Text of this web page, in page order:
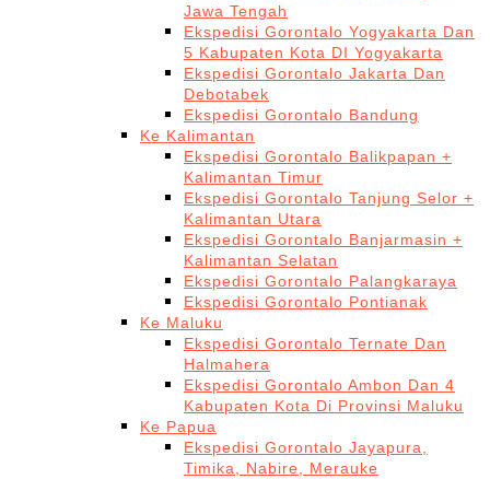
Jawa Tengah
Ekspedisi Gorontalo Yogyakarta Dan
5 Kabupaten Kota DI Yogyakarta
Ekspedisi Gorontalo Jakarta Dan
Debotabek
Ekspedisi Gorontalo Bandung
Ke Kalimantan
Ekspedisi Gorontalo Balikpapan +
Kalimantan Timur
Ekspedisi Gorontalo Tanjung Selor +
Kalimantan Utara
Ekspedisi Gorontalo Banjarmasin +
Kalimantan Selatan
Ekspedisi Gorontalo Palangkaraya
Ekspedisi Gorontalo Pontianak
Ke Maluku
Ekspedisi Gorontalo Ternate Dan
Halmahera
Ekspedisi Gorontalo Ambon Dan 4
Kabupaten Kota Di Provinsi Maluku
Ke Papua
Ekspedisi Gorontalo Jayapura,
Timika, Nabire, Merauke